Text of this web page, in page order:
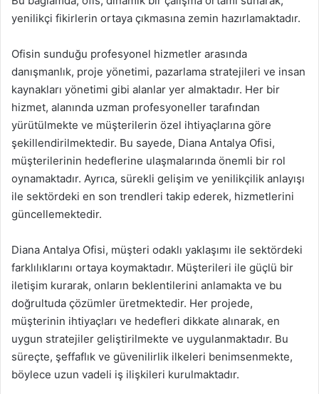
yenilikçi fikirlerin ortaya çıkmasına zemin hazırlamaktadır.
Ofisin sunduğu profesyonel hizmetler arasında
danışmanlık, proje yönetimi, pazarlama stratejileri ve insan
kaynakları yönetimi gibi alanlar yer almaktadır. Her bir
hizmet, alanında uzman profesyoneller tarafından
yürütülmekte ve müşterilerin özel ihtiyaçlarına göre
şekillendirilmektedir. Bu sayede, Diana Antalya Ofisi,
müşterilerinin hedeflerine ulaşmalarında önemli bir rol
oynamaktadır. Ayrıca, sürekli gelişim ve yenilikçilik anlayışı
ile sektördeki en son trendleri takip ederek, hizmetlerini
güncellemektedir.
Diana Antalya Ofisi, müşteri odaklı yaklaşımı ile sektördeki
farklılıklarını ortaya koymaktadır. Müşterileri ile güçlü bir
iletişim kurarak, onların beklentilerini anlamakta ve bu
doğrultuda çözümler üretmektedir. Her projede,
müşterinin ihtiyaçları ve hedefleri dikkate alınarak, en
uygun stratejiler geliştirilmekte ve uygulanmaktadır. Bu
süreçte, şeffaflık ve güvenilirlik ilkeleri benimsenmekte,
böylece uzun vadeli iş ilişkileri kurulmaktadır.